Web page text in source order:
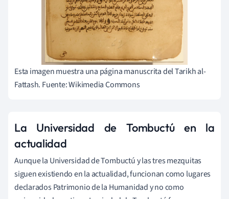
Esta imagen muestra una página manuscrita del Tarikh al-
Fattash. Fuente: Wikimedia Commons
La Universidad de Tombuctú en la
actualidad
Aunque la Universidad de Tombuctú y las tres mezquitas
siguen existiendo en la actualidad, funcionan como lugares
declarados Patrimonio de la Humanidad y no como